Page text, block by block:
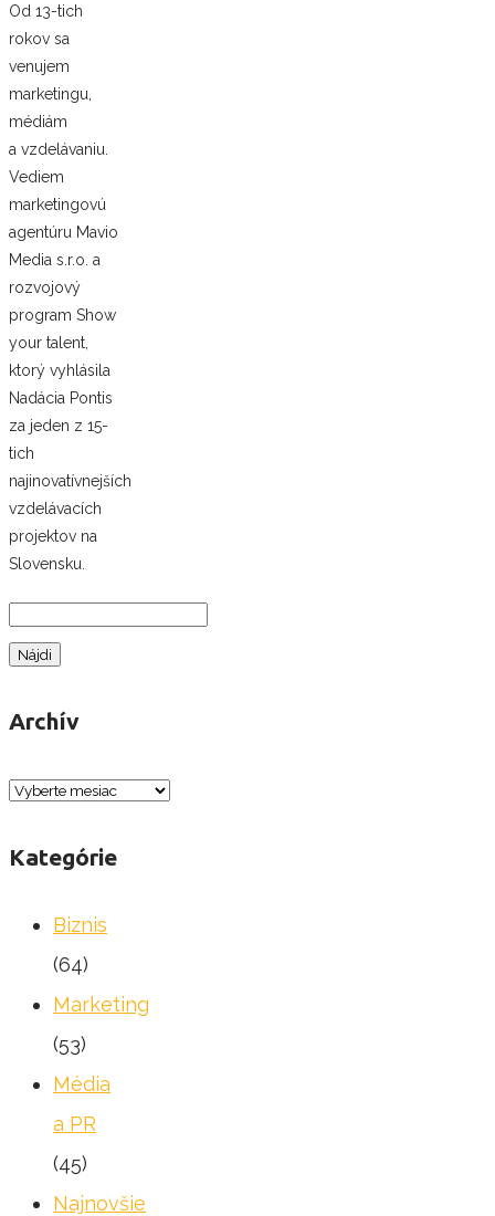
Od 13-tich
rokov sa
venujem
marketingu,
médiám
a vzdelávaniu.
Vediem
marketingovú
agentúru Mavio
Media s.r.o. a
rozvojový
program Show
your talent,
ktorý vyhlásila
Nadácia Pontis
za jeden z 15-
tich
najinovatívnejších
vzdelávacích
projektov na
Slovensku.
Archív
Archív
Kategórie
Biznis
(64)
Marketing
(53)
Média
a PR
(45)
Najnovšie